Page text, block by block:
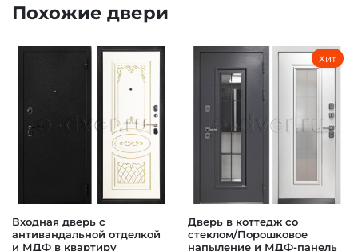
Похожие двери
Входная дверь с
антивандальной отделкой
и МДФ в квартиру
Хит
Дверь в коттедж со
стеклом/Порошковое
напыление и МДФ-панель